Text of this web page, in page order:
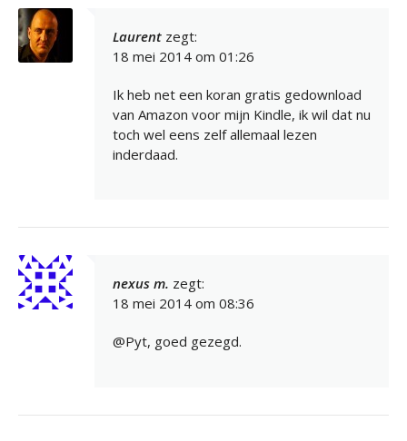
Laurent zegt:
18 mei 2014 om 01:26
Ik heb net een koran gratis gedownload
van Amazon voor mijn Kindle, ik wil dat nu
toch wel eens zelf allemaal lezen
inderdaad.
nexus m. zegt:
18 mei 2014 om 08:36
@Pyt, goed gezegd.